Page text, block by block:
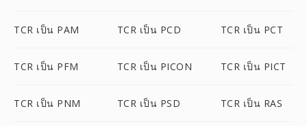
TCR เป็น PAM TCR เป็น PCD TCR เป็น PCT
TCR เป็น PFM TCR เป็น PICON TCR เป็น PICT
TCR เป็น PNM TCR เป็น PSD TCR เป็น RAS